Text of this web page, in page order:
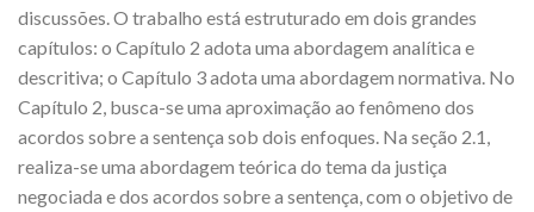
discussões. O trabalho está estruturado em dois grandes
capítulos: o Capítulo 2 adota uma abordagem analítica e
descritiva; o Capítulo 3 adota uma abordagem normativa. No
Capítulo 2, busca-se uma aproximação ao fenômeno dos
acordos sobre a sentença sob dois enfoques. Na seção 2.1,
realiza-se uma abordagem teórica do tema da justiça
negociada e dos acordos sobre a sentença, com o objetivo de